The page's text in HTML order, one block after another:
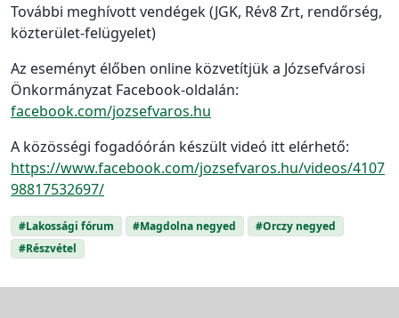
További meghívott vendégek (JGK, Rév8 Zrt, rendőrség,
közterület-felügyelet)
Az eseményt élőben online közvetítjük a Józsefvárosi
Önkormányzat Facebook-oldalán:
facebook.com/jozsefvaros.hu
A közösségi fogadóórán készült videó itt elérhető:
https://www.facebook.com/jozsefvaros.hu/videos/4107
98817532697/
#Lakossági fórum #Magdolna negyed
#Orczy negyed
#Részvétel